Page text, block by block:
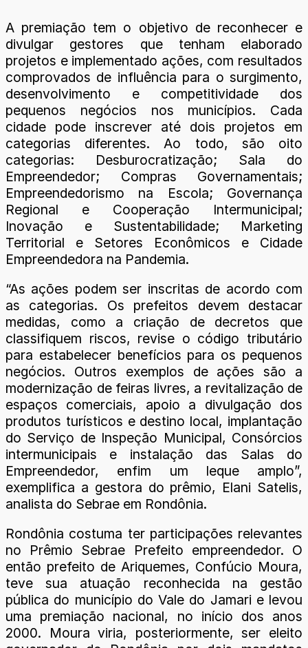
A premiação tem o objetivo de reconhecer e
divulgar gestores que tenham elaborado
projetos e implementado ações, com resultados
comprovados de influência para o surgimento,
desenvolvimento e competitividade dos
pequenos negócios nos municípios. Cada
cidade pode inscrever até dois projetos em
categorias diferentes. Ao todo, são oito
categorias: Desburocratização; Sala do
Empreendedor; Compras Governamentais;
Empreendedorismo na Escola; Governança
Regional e Cooperação Intermunicipal;
Inovação e Sustentabilidade; Marketing
Territorial e Setores Econômicos e Cidade
Empreendedora na Pandemia.
“As ações podem ser inscritas de acordo com
as categorias. Os prefeitos devem destacar
medidas, como a criação de decretos que
classifiquem riscos, revise o código tributário
para estabelecer benefícios para os pequenos
negócios. Outros exemplos de ações são a
modernização de feiras livres, a revitalização de
espaços comerciais, apoio a divulgação dos
produtos turísticos e destino local, implantação
do Serviço de Inspeção Municipal, Consórcios
intermunicipais e instalação das Salas do
Empreendedor, enfim um leque amplo”,
exemplifica a gestora do prêmio, Elani Satelis,
analista do Sebrae em Rondônia.
Rondônia costuma ter participações relevantes
no Prêmio Sebrae Prefeito empreendedor. O
então prefeito de Ariquemes, Confúcio Moura,
teve sua atuação reconhecida na gestão
pública do município do Vale do Jamari e levou
uma premiação nacional, no início dos anos
2000. Moura viria, posteriormente, ser eleito